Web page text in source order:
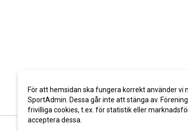
För att hemsidan ska fungera korrekt använder vi
SportAdmin. Dessa går inte att stänga av.
frivilliga cookies, t.ex. för statistik eller
acceptera dessa.